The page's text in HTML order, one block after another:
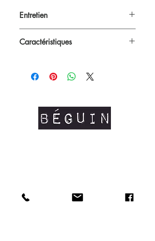
Entretien
mais nous recommandons néanmoins un
Caractéristiques
Unisex (convient aux femmes et aux
hommes)
organique certifié OCS #coton bio
Manches courtes
Coutures latérales
Doux au toucher et matière résistante.